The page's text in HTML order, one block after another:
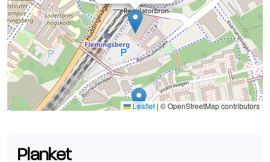
Leaflet | © OpenStreetMap contributors
Se planen på Google Maps
Planket